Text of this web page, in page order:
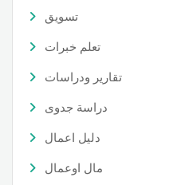
تسويق
تعلم خبرات
تقارير ودراسات
دراسة جدوى
دليل اعمال
مال اوعمال